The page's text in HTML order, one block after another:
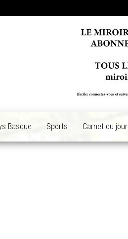
Basque Sports Carnet du jour